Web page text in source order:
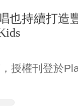
也持續打造
授權刊登於